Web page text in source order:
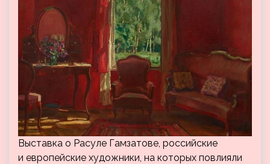
Выставка о Расуле Гамзатове, российские
и европейские художники, на которых повлияли